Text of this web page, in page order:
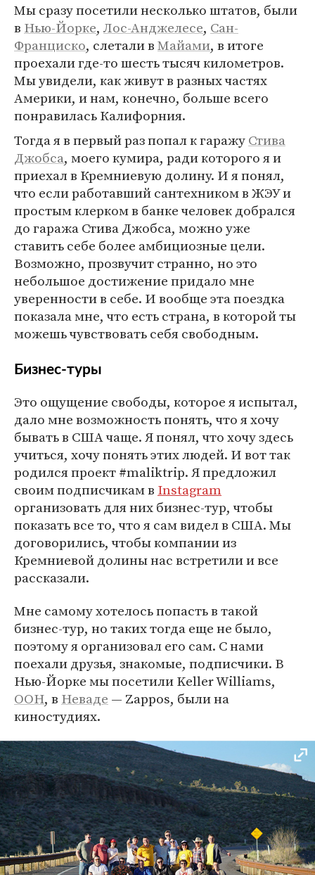
Мы сразу посетили несколько штатов, были
в Нью-Йорке, Лос-Анджелесе, Сан-
Франциско, слетали вМайами, в итоге
проехали где-то шесть тысяч километров.
Мы увидели, как живут в разных частях
Америки, и нам, конечно, больше всего
понравилась Калифорния.
Тогда я в первый раз попал к гаражуСтива
Джобса, моего кумира, ради которого я и
приехал в Кремниевую долину. И я понял,
что если работавший сантехником в ЖЭУ и
простым клерком в банке человек добрался
до гаража Стива Джобса, можно уже
ставить себе более амбициозные цели.
Возможно, прозвучит странно, но это
небольшое достижение придало мне
уверенности в себе. И вообще эта поездка
показала мне, что есть страна, в которой ты
можешь чувствовать себя свободным.
Бизнес-туры
Это ощущение свободы, которое я испытал,
дало мне возможность понять, что я хочу
бывать в США чаще. Я понял, что хочу здесь
учиться, хочу понять этих людей. И вот так
родился проект #maliktrip. Я предложил
своим подписчикам в Instagram
организовать для них бизнес-тур, чтобы
показать все то, что я сам видел в США. Мы
договорились, чтобы компании из
Кремниевой долины нас встретили и все
рассказали.
Мне самому хотелось попасть в такой
бизнес-тур, но таких тогда еще не было,
поэтому я организовал его сам. С нами
поехали друзья, знакомые, подписчики. В
Нью-Йорке мы посетили Keller Williams,
ООН, в Неваде — Zappos, были на
киностудиях.